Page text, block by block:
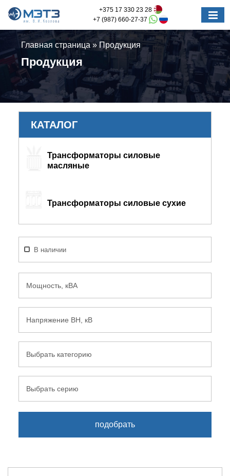
+375 17 330 23 28
+7 (987) 660-27-37
Главная страница» Продукция
Продукция
КАТАЛОГ
Трансформаторы силовые
масляные
Трансформаторы силовые сухие
В наличии
Мощность, кВА
Напряжение ВН, кВ
Выбрать категорию
Выбрать серию
подобрать